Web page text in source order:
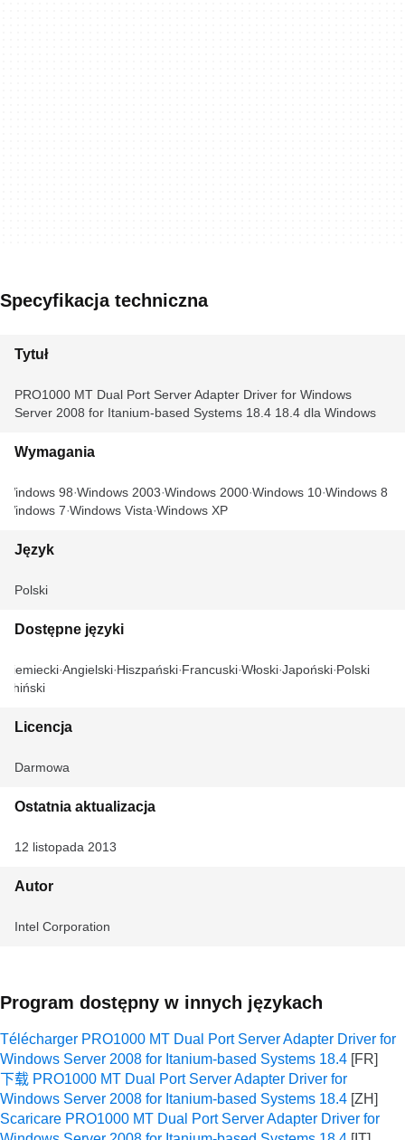
Specyfikacja techniczna
Tytuł
PRO1000 MT Dual Port Server Adapter Driver for Windows
Server 2008 for Itanium-based Systems 18.4 18.4 dla Windows
Wymagania
Windows 98 Windows 2003 Windows 2000 Windows 10 Windows 8
Windows 7 Windows Vista Windows XP
Język
Polski
Dostępne języki
Niemiecki Angielski Hiszpański Francuski Włoski Japoński Polski
Chiński
Licencja
Darmowa
Ostatnia aktualizacja
12 listopada 2013
Autor
Intel Corporation
Program dostępny w innych językach
Télécharger PRO1000 MT Dual Port Server Adapter Driver for
Windows Server 2008 for Itanium-based Systems 18.4
下载 PRO1000 MT Dual Port Server Adapter Driver for
Windows Server 2008 for Itanium-based Systems 18.4
Scaricare PRO1000 MT Dual Port Server Adapter Driver for